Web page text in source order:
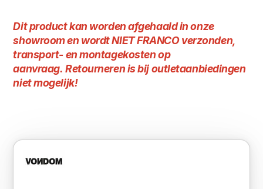
Dit product kan worden afgehaald in onze
showroom en wordt NIET FRANCO verzonden,
transport- en montagekosten op
aanvraag. Retourneren is bij outletaanbiedingen
niet mogelijk!